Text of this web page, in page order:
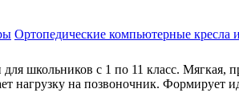
Ортопедические компьютерные кресла
школьников с 1 по 11 класс. Мягкая,
на позвоночник. Формирует